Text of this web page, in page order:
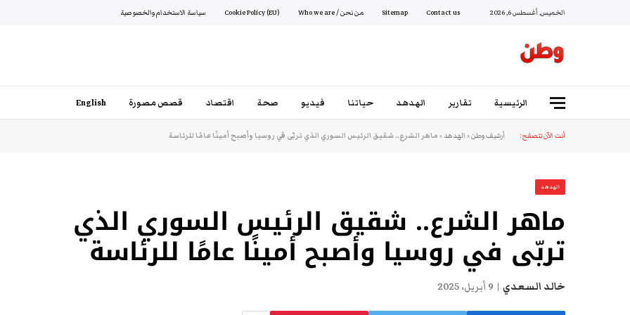
الخميس, أغسطس 6, 2026 Contact us
Sitemap من نحن / Who we are Cookie Policy (EU) سياسة الاستخدام والخصوصية
الرئيسية تقارير الهدهد حياتنا فيديو صحة اقتصاد قصص مصورة English
أنت الآن تتصفح: أرشيف وطن»الهدهد»ماهر الشرع.. شقيق الرئيس السوري الذي تربّى في روسيا وأصبح أمينًا عامًا للرئاسة
الهدهد
ماهر الشرع.. شقيق الرئيس السوري الذي
تربّى في روسيا وأصبح أمينًا عامًا للرئاسة
خالد السعدي 9 أبريل، 2025